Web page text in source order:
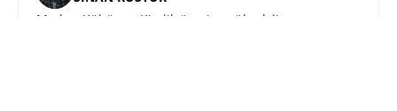
Medya, Kültür ve Kimlik üzerine yüksek lisans yaptı.